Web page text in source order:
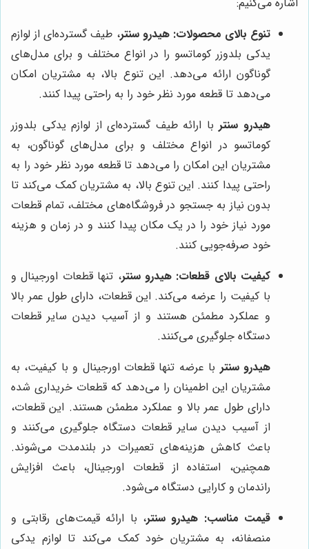
تنوع بالای محصولات: هیدرو سنتر، طیف گسترده‌ای از لوازم
یدکی بلدوزر کوماتسو را در انواع مختلف و برای مدل‌های
گوناگون ارائه می‌دهد. این تنوع بالا، به مشتریان امکان
می‌دهد تا قطعه مورد نظر خود را به راحتی پیدا کنند.
هیدرو سنتربا ارائه طیف گسترده‌ای از لوازم یدکی بلدوزر
کوماتسو در انواع مختلف و برای مدل‌های گوناگون، به
مشتریان این امکان را می‌دهد تا قطعه مورد نظر خود را به
راحتی پیدا کنند. این تنوع بالا، به مشتریان کمک می‌کند تا
بدون نیاز به جستجو در فروشگاه‌های مختلف، تمام قطعات
مورد نیاز خود را در یک مکان پیدا کنند و در زمان و هزینه
خود صرفه‌جویی کنند.
کیفیت بالای قطعات: هیدرو سنتر، تنها قطعات اورجینال و
با کیفیت را عرضه می‌کند. این قطعات، دارای طول عمر بالا
و عملکرد مطمئن هستند و از آسیب دیدن سایر قطعات
دستگاه جلوگیری می‌کنند.
هیدرو سنتر با عرضه تنها قطعات اورجینال و با کیفیت، به
مشتریان این اطمینان را می‌دهد که قطعات خریداری شده
دارای طول عمر بالا و عملکرد مطمئن هستند. این قطعات،
از آسیب دیدن سایر قطعات دستگاه جلوگیری می‌کنند و
باعث کاهش هزینه‌های تعمیرات در بلندمدت می‌شوند.
همچنین، استفاده از قطعات اورجینال، باعث افزایش
راندمان و کارایی دستگاه می‌شود.
قیمت مناسب: هیدرو سنتر، با ارائه قیمت‌های رقابتی و
منصفانه، به مشتریان خود کمک می‌کند تا لوازم یدکی